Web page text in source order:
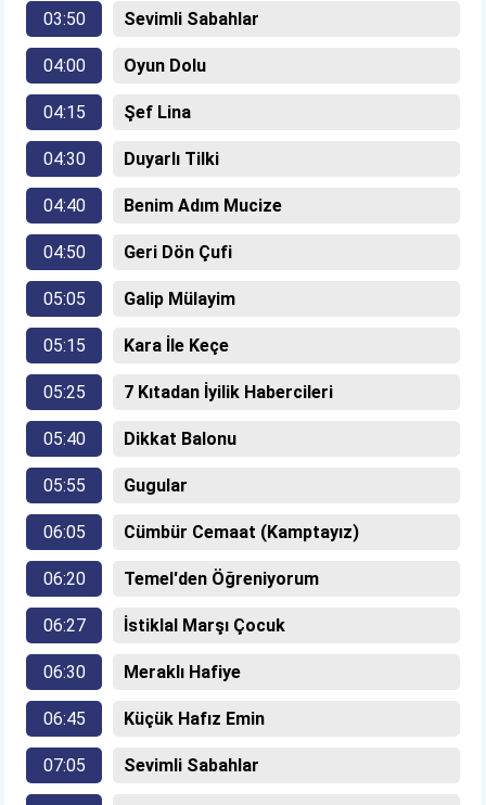
03:50 Sevimli Sabahlar
04:00 Oyun Dolu
04:15 Şef Lina
04:30 Duyarlı Tilki
04:40 Benim Adım Mucize
04:50 Geri Dön Çufi
05:05 Galip Mülayim
05:15 Kara İle Keçe
05:25 7 Kıtadan İyilik Habercileri
05:40 Dikkat Balonu
05:55 Gugular
06:05 Cümbür Cemaat (Kamptayız)
06:20 Temel'den Öğreniyorum
06:27 İstiklal Marşı Çocuk
06:30 Meraklı Hafiye
06:45 Küçük Hafız Emin
07:05 Sevimli Sabahlar